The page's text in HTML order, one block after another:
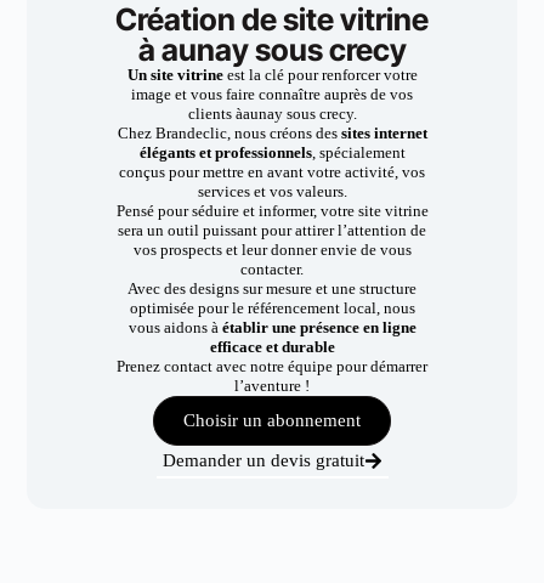
Création de site vitrine
à aunay sous crecy
Un site vitrineest la clé pour renforcer votre
image et vous faire connaître auprès de vos
clients àaunay sous crecy.
Chez Brandeclic, nous créons dessites internet
élégants et professionnels, spécialement
conçus pour mettre en avant votre activité, vos
services et vos valeurs.
Pensé pour séduire et informer, votre site vitrine
sera un outil puissant pour attirer l’attention de
vos prospects et leur donner envie de vous
contacter.
Avec des designs sur mesure et une structure
optimisée pour le référencement local, nous
vous aidons à établir une présence en ligne
efficace et durable
Prenez contact avec notre équipe pour démarrer
l’aventure !
Choisir un abonnement
Demander un devis gratuit